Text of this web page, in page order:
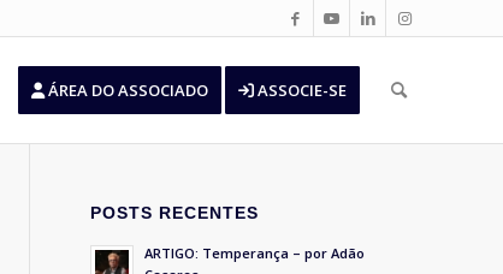
ÁREA DO ASSOCIADO ASSOCIE-SE
POSTS RECENTES
ARTIGO: Temperança – por Adão